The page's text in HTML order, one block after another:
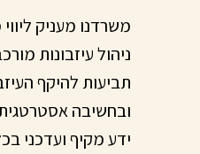
משרדנו מעניק
ניהול עיזבונות
תביעות להיקף
ובחשיבה
ידע מקיף ועדכני